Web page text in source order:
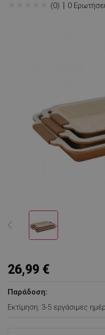
(0) 0
26,99 €
Παράδοση:
Εκτίμηση: 3-5 εργάσιμες